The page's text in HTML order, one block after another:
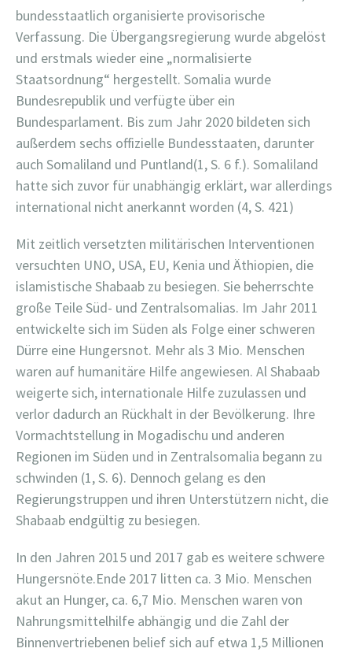
bundesstaatlich organisierte provisorische
Verfassung. Die Übergangsregierung wurde abgelöst
und erstmals wieder eine „normalisierte
Staatsordnung“ hergestellt. Somalia wurde
Bundesrepublik und verfügte über ein
Bundesparlament. Bis zum Jahr 2020 bildeten sich
außerdem sechs offizielle Bundesstaaten, darunter
auch Somaliland und Puntland(1, S. 6 f.). Somaliland
hatte sich zuvor für unabhängig erklärt, war allerdings
international nicht anerkannt worden (4, S. 421)
Mit zeitlich versetzten militärischen Interventionen
versuchten UNO, USA, EU, Kenia und Äthiopien, die
islamistische Shabaab zu besiegen. Sie beherrschte
große Teile Süd- und Zentralsomalias. Im Jahr 2011
entwickelte sich im Süden als Folge einer schweren
Dürre eine Hungersnot. Mehr als 3 Mio. Menschen
waren auf humanitäre Hilfe angewiesen. Al Shabaab
weigerte sich, internationale Hilfe zuzulassen und
verlor dadurch an Rückhalt in der Bevölkerung. Ihre
Vormachtstellung in Mogadischu und anderen
Regionen im Süden und in Zentralsomalia begann zu
schwinden (1, S. 6). Dennoch gelang es den
Regierungstruppen und ihren Unterstützern nicht, die
Shabaab endgültig zu besiegen.
In den Jahren 2015 und 2017 gab es weitere schwere
Hungersnöte.Ende 2017 litten ca. 3 Mio. Menschen
akut an Hunger, ca. 6,7 Mio. Menschen waren von
Nahrungsmittelhilfe abhängig und die Zahl der
Binnenvertriebenen belief sich auf etwa 1,5 Millionen